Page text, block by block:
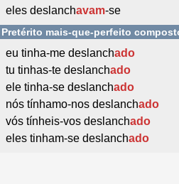
eles deslanchavam-se
Pretérito mais-que-perfeito
eu tinha-me deslanchado
tu tinhas-te deslanchado
ele tinha-se deslanchado
nós tínhamo-nos deslanchado
vós tínheis-vos deslanchado
eles tinham-se deslanchado